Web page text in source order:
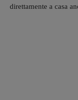
direttamente a casa